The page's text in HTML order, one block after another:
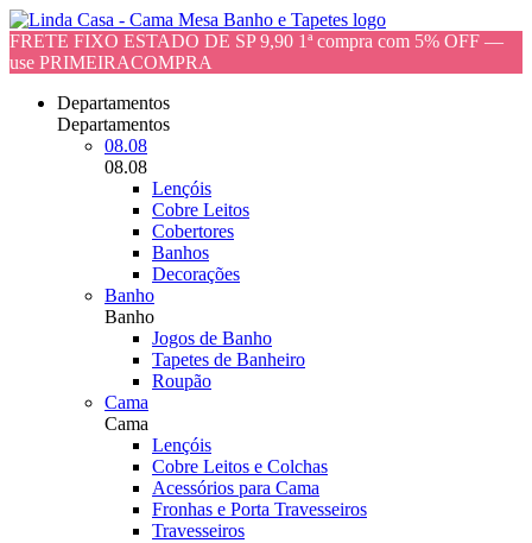
FRETE FIXO ESTADO DE SP 9,90 1ª compra com 5% OFF —
use PRIMEIRACOMPRA
Departamentos
Departamentos
08.08
08.08
Lençóis
Cobre Leitos
Cobertores
Banhos
Decorações
Banho
Banho
Jogos de Banho
Tapetes de Banheiro
Roupão
Cama
Cama
Lençóis
Cobre Leitos e Colchas
Acessórios para Cama
Fronhas e Porta Travesseiros
Travesseiros